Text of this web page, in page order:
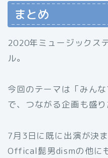
まとめ
2020年ミュージックス
ル。
今回のテーマは「みん
で、つながる企画も盛
7月3日に既に出演が決
Offical髭男dismの他に